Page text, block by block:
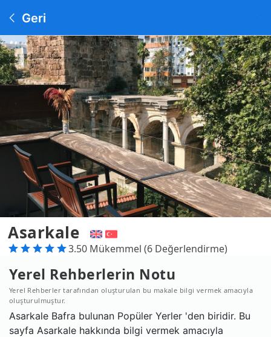
Geri
Asarkale
3.50 Mükemmel (6 Değerlendirme)
Yerel Rehberlerin Notu
Yerel Rehberler tarafından oluşturulan bu makale bilgi vermek amacıyla
oluşturulmuştur.
Asarkale Bafra bulunan Popüler Yerler 'den biridir. Bu
sayfa Asarkale hakkında bilgi vermek amacıyla